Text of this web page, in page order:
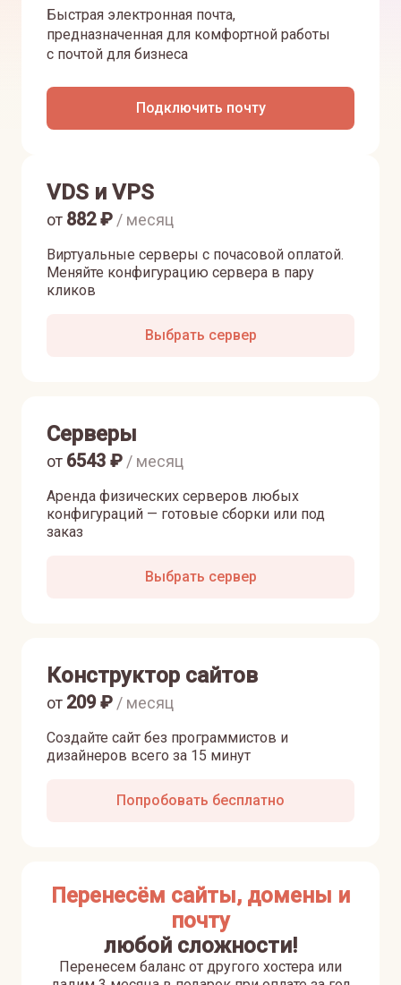
Быстрая электронная почта,
предназначенная для комфортной работы
с почтой для бизнеса
Подключить почту
VDS и VPS
Виртуальные серверы с почасовой оплатой.
Меняйте конфигурацию сервера в пару
кликов
от 882₽ / месяц
Выбрать сервер
Серверы
Аренда физических серверов любых
конфигураций — готовые сборки или под
заказ
от 6543 ₽ / месяц
Выбрать сервер
Конструктор сайтов
Создайте сайт без программистов и
дизайнеров всего за 15 минут
от 209₽ / месяц
Попробовать бесплатно
Перенесём сайты, домены и
почту
любой сложности!
Перенесем баланс от другого хостера или